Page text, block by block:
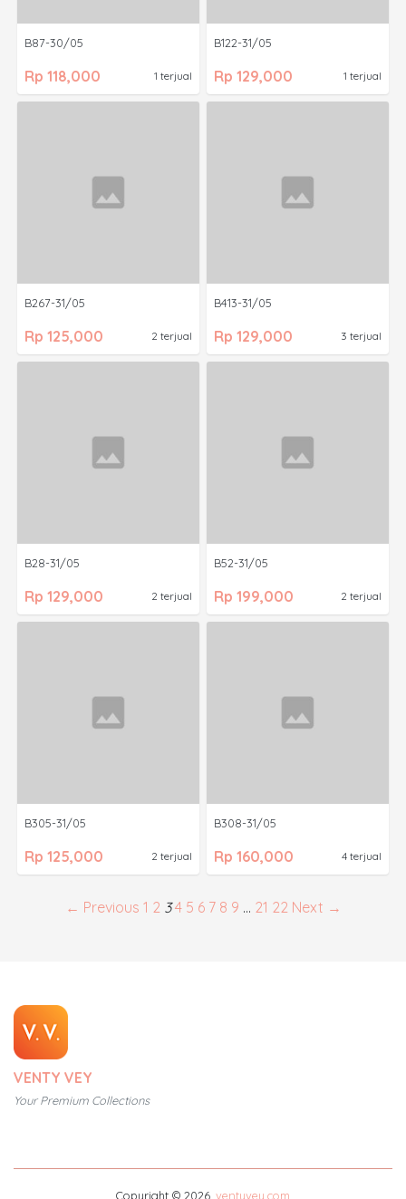
B87-30/05
Rp 118,000 1 terjual
B122-31/05
Rp 129,000 1 terjual
B267-31/05
Rp 125,000 2 terjual
B413-31/05
Rp 129,000 3 terjual
B28-31/05
Rp 129,000 2 terjual
B52-31/05
Rp 199,000 2 terjual
B305-31/05
Rp 125,000 2 terjual
B308-31/05
Rp 160,000 4 terjual
← Previous 1 2 3 4 5 6 7 8 9 … 21 22 Next →
VENTY VEY
Your Premium Collections
Copyright © 2026, ventyvey.com